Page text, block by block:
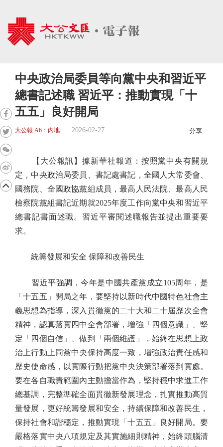
中央政治局委員等向黨中央和習近平
總書記述職 習近平：推動實現「十
五五」良好開局
大公報 A6：內地 2026-02-27 分享
【大公報訊】據新華社報道：按照黨中央有關規
定，中央政治局委員、書記處書記，全國人大常委會、
國務院、全國政協黨組成員，最高人民法院、最高人民
檢察院黨組書記近期就2025年度工作向黨中央和習近平
總書記書面述職。習近平審閱述職報告並提出重要要
求。
統籌發展和安全 保障和改善民生
習近平強調，今年是中國共產黨成立105周年，是
「十五五」開局之年，要堅持以新時代中國特色社會主
義思想為指導，深入貫徹黨的二十大和二十屆歷次全會
精神，認真落實四中全會部署，增強「四個意識」、堅
定「四個自信」、做到「兩個維護」，始終在思想上政
治上行動上同黨中央保持高度一致，增強政治責任感和
歷史使命感，以實際行動把黨中央決策部署落到實處。
要在各自職責範圍內主動擔當作為，堅持穩中求進工作
總基調，完整準確全面貫徹新發展理念，扎實推動高質
量發展，更好統籌發展和安全，持續保障和改善民生，
保持社會和諧穩定，推動實現「十五五」良好開局。要
嚴格落實中央八項規定及其實施細則精神，始終頭腦清